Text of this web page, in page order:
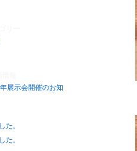
展示会開催のお知
た。
た。